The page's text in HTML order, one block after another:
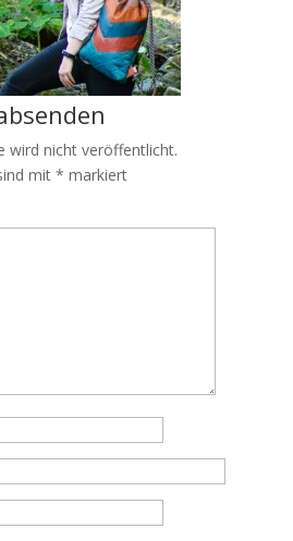
wird nicht veröffentlicht.
mit * markiert